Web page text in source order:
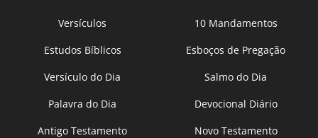
Versículos
10 Mandamentos
Estudos Bíblicos
Esboços de Pregação
Versículo do Dia
Salmo do Dia
Palavra do Dia
Devocional Diário
Antigo Testamento
Novo Testamento